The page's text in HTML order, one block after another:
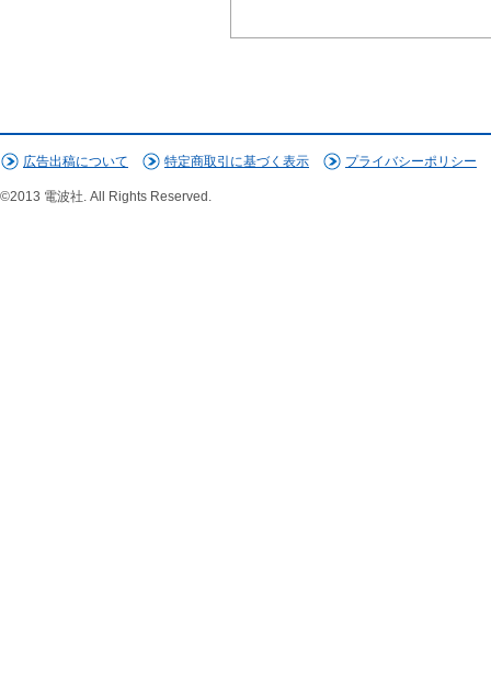
広告出稿について 特定商取引に基づく表示 プライバシーポリシー
©2013 電波社. All Rights Reserved.